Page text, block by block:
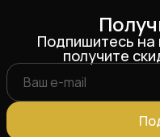
Подпишитесь на
получите